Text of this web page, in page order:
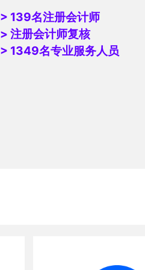
> 139名注册会计师
> 注册会计师复核
> 1349名专业服务人员